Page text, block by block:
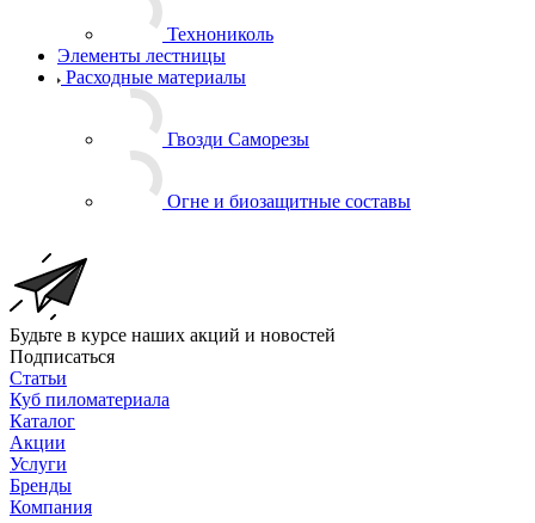
Технониколь
Элементы лестницы
Расходные материалы
Гвозди Саморезы
Огне и биозащитные составы
Будьте в курсе наших акций и новостей
Подписаться
Статьи
Куб пиломатериала
Каталог
Акции
Услуги
Бренды
Компания